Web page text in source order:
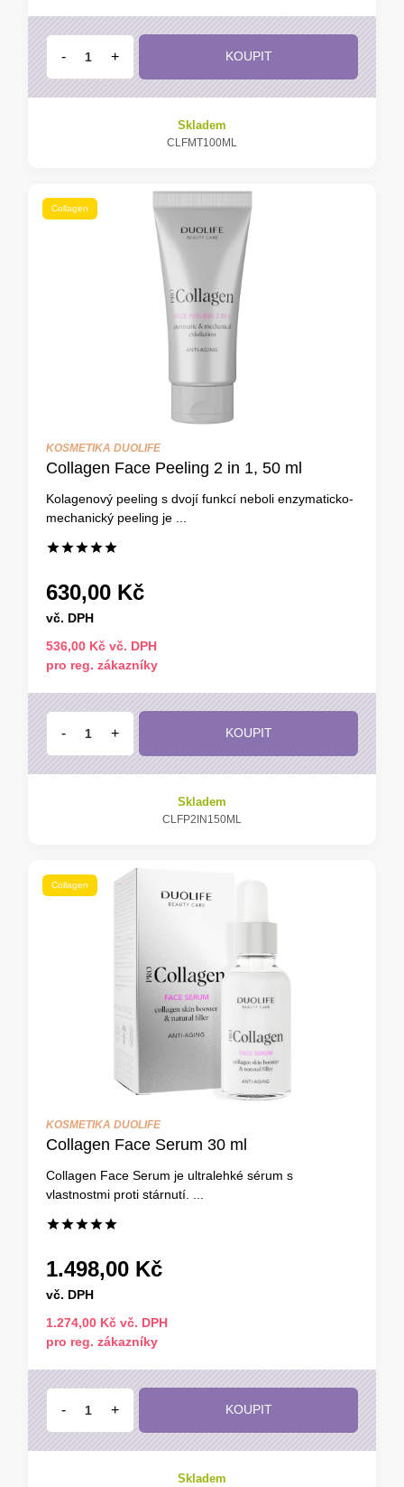
- + KOUPIT
Skladem
CLFMT100ML
Collagen
KOSMETIKA DUOLIFE
Collagen Face Peeling 2 in 1, 50 ml
Kolagenový peeling s dvojí funkcí neboli enzymaticko-
mechanický peeling je ...
630,00 Kč
vč. DPH
536,00 Kč vč. DPH
pro reg. zákazníky
- + KOUPIT
Skladem
CLFP2IN150ML
Collagen
KOSMETIKA DUOLIFE
Collagen Face Serum 30 ml
Collagen Face Serum je ultralehké sérum s
vlastnostmi proti stárnutí. ...
1.498,00 Kč
vč. DPH
1.274,00 Kč vč. DPH
pro reg. zákazníky
- + KOUPIT
Skladem